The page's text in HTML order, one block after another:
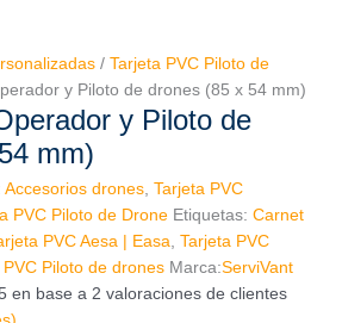
/ Tarjeta PVC Piloto de
y Piloto de drones (85 x 54 mm)
y Piloto de
mm)
Accesorios drones, Tarjeta PVC
PVC Piloto de Drone Etiquetas: Carnet
PVC Aesa | Easa, Tarjeta PVC
PVC Piloto de drones Marca:ServiVant
en base a 2 valoraciones de clientes
hasta
10,00€